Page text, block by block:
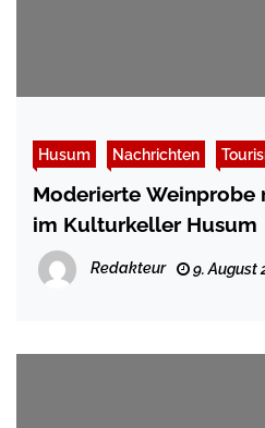
Husum Nachrichten
Moderierte Weinprobe
im Kulturkeller Husum
Redakteur 9. August